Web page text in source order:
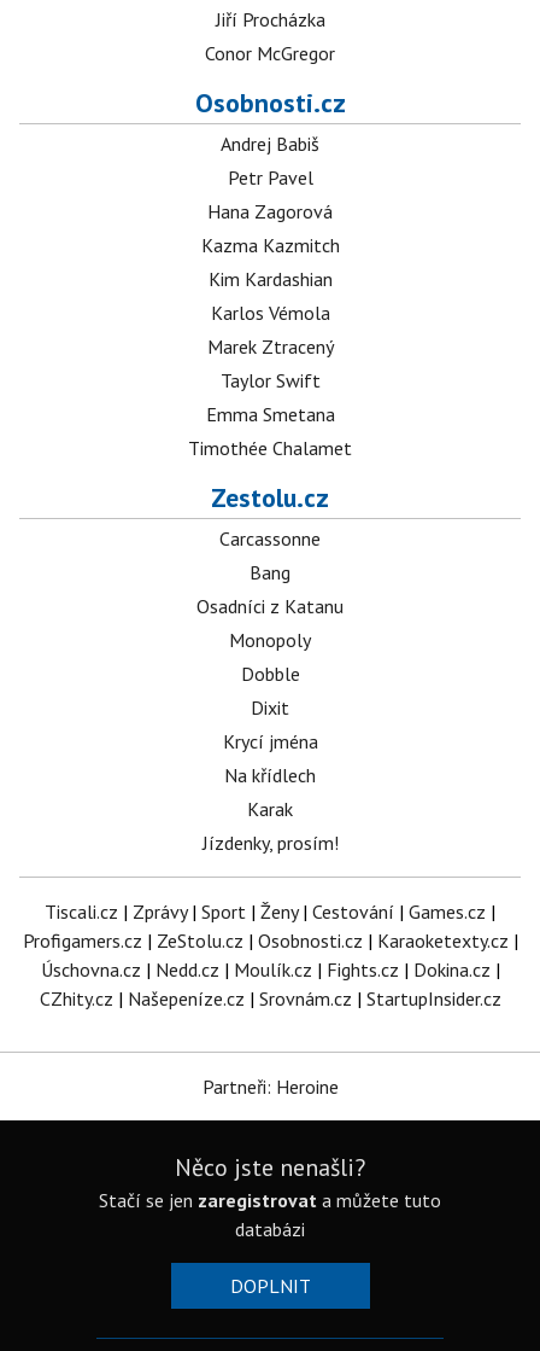
Jiří Procházka
Conor McGregor
Osobnosti.cz
Andrej Babiš
Petr Pavel
Hana Zagorová
Kazma Kazmitch
Kim Kardashian
Karlos Vémola
Marek Ztracený
Taylor Swift
Emma Smetana
Timothée Chalamet
Zestolu.cz
Carcassonne
Bang
Osadníci z Katanu
Monopoly
Dobble
Dixit
Krycí jména
Na křídlech
Karak
Jízdenky, prosím!
Tiscali.cz | Zprávy| Sport | Ženy| Cestování | Games.cz |
Profigamers.cz | ZeStolu.cz | Osobnosti.cz | Karaoketexty.cz |
Úschovna.cz | Nedd.cz | Moulík.cz | Fights.cz | Dokina.cz |
CZhity.cz | Našepeníze.cz | Srovnám.cz | StartupInsider.cz
Partneři: Heroine
Něco jste nenašli?
Stačí se jen zaregistrovat a můžete tuto
databázi
DOPLNIT